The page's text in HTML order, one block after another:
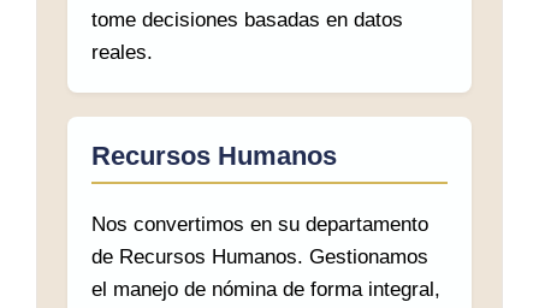
tome decisiones basadas en datos
reales.
Recursos Humanos
Nos convertimos en su departamento
de Recursos Humanos. Gestionamos
el manejo de nómina de forma integral,